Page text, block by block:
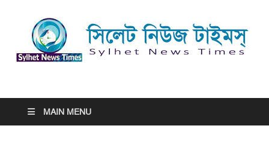
সিলেট নিউজ টাইমস্ | Sylhet
News Times
MAIN MENU